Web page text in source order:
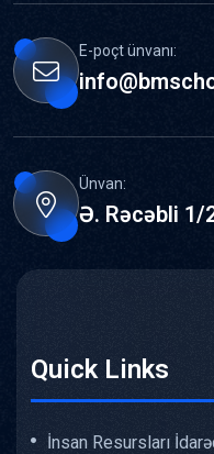
E-poçt ünvanı:
Ünvan:
Ə. Rəcəbli 1/
Quick Links
İnsan Resursları